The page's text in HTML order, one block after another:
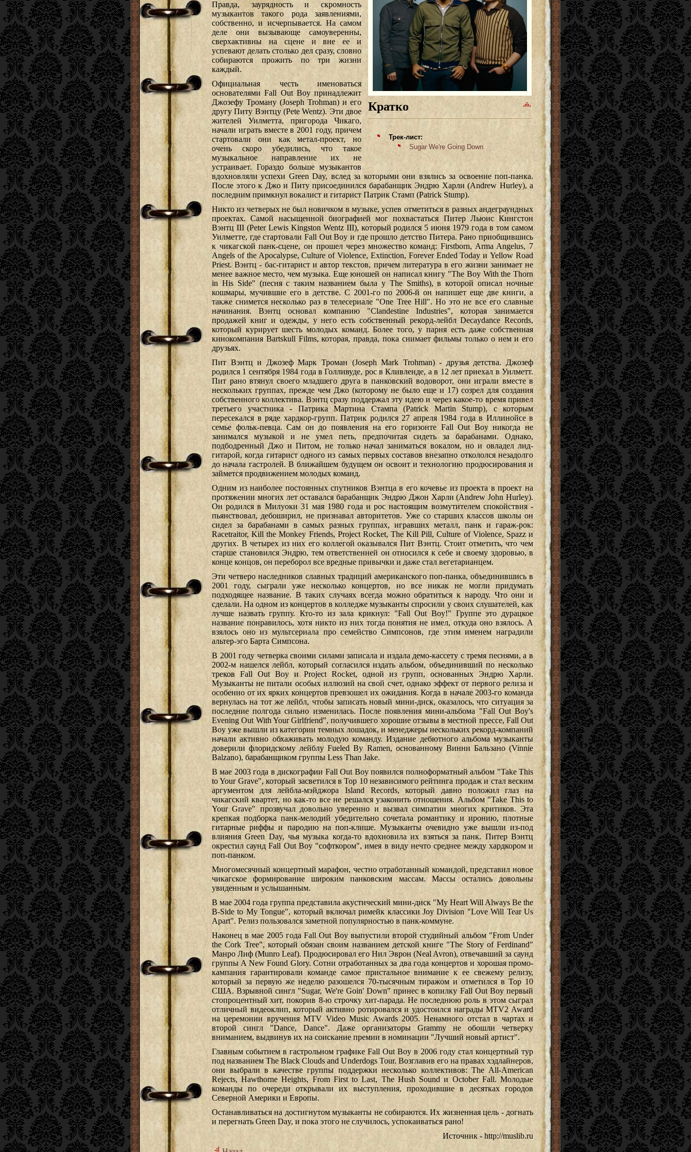
Кратко
Трек-лист:
Sugar We're Going Down
Правда, заурядность и скромность
музыкантов такого рода заявлениями,
собственно, и исчерпывается. На самом
деле они вызывающе самоуверенны,
сверхактивны на сцене и вне ее и
успевают делать столько дел сразу, словно
собираются прожить по три жизни
каждый.
Официальная честь именоваться
основателями Fall Out Boy принадлежит
Джозефу Троману (Joseph Trohman) и его
другу Питу Вэнтцу (Pete Wentz). Эти двое
жителей Уилметта, пригорода Чикаго,
начали играть вместе в 2001 году, причем
стартовали они как метал-проект, но
очень скоро убедились, что такое
музыкальное направление их не
устраивает. Гораздо больше музыкантов
вдохновляли успехи Green Day, вслед за которыми они взялись за освоение поп-панка.
После этого к Джо и Питу присоединился барабанщик Эндрю Харли (Andrew Hurley), а
последним примкнул вокалист и гитарист Патрик Стамп (Patrick Stump).
Никто из четверых не был новичком в музыке, успев отметиться в разных андеграундных
проектах. Самой насыщенной биографией мог похвастаться Питер Льюис Кингстон
Вэнтц III (Peter Lewis Kingston Wentz III), который родился 5 июня 1979 года в том самом
Уилметте, где стартовали Fall Out Boy и где прошло детство Питера. Рано приобщившись
к чикагской панк-сцене, он прошел через множество команд: Firstborn, Arma Angelus, 7
Angels of the Apocalypse, Culture of Violence, Extinction, Forever Ended Today и Yellow Road
Priest. Вэнтц - бас-гитарист и автор текстов, причем литература в его жизни занимает не
менее важное место, чем музыка. Еще юношей он написал книгу "The Boy With the Thorn
in His Side" (песня с таким названием была у The Smiths), в которой описал ночные
кошмары, мучившие его в детстве. С 2001-го по 2006-й он напишет еще две книги, а
также снимется несколько раз в телесериале "One Tree Hill". Но это не все его славные
начинания. Вэнтц основал компанию "Clandestine Industries", которая занимается
продажей книг и одежды, у него есть собственный рекорд-лейбл Decaydance Records,
который курирует шесть молодых команд. Более того, у парня есть даже собственная
кинокомпания Bartskull Films, которая, правда, пока снимает фильмы только о нем и его
друзьях.
Пит Вэнтц и Джозеф Марк Троман (Joseph Mark Trohman) - друзья детства. Джозеф
родился 1 сентября 1984 года в Голливуде, рос в Кливленде, а в 12 лет приехал в Уилметт.
Пит рано втянул своего младшего друга в панковский водоворот, они играли вместе в
нескольких группах, прежде чем Джо (которому не было еще и 17) созрел для создания
собственного коллектива. Вэнтц сразу поддержал эту идею и через какое-то время привел
третьего участника - Патрика Мартина Стампа (Patrick Martin Stump), с которым
пересекался в ряде хардкор-групп. Патрик родился 27 апреля 1984 года в Иллинойсе в
семье фольк-певца. Сам он до появления на его горизонте Fall Out Boy никогда не
занимался музыкой и не умел петь, предпочитая сидеть за барабанами. Однако,
подбодренный Джо и Питом, не только начал заниматься вокалом, но и овладел лид-
гитарой, когда гитарист одного из самых первых составов внезапно откололся незадолго
до начала гастролей. В ближайшем будущем он освоит и технологию продюсирования и
займется продвижением молодых команд.
Одним из наиболее постоянных спутников Вэнтца в его кочевье из проекта в проект на
протяжении многих лет оставался барабанщик Эндрю Джон Харли (Andrew John Hurley).
Он родился в Милуоки 31 мая 1980 года и рос настоящим возмутителем спокойствия -
пьянствовал, дебоширил, не признавал авторитетов. Уже со старших классов школы он
сидел за барабанами в самых разных группах, игравших металл, панк и гараж-рок:
Racetraitor, Kill the Monkey Friends, Project Rocket, The Kill Pill, Culture of Violence, Spazz и
других. В четырех из них его коллегой оказывался Пит Вэнтц. Стоит отметить, что чем
старше становился Эндрю, тем ответственней он относился к себе и своему здоровью, в
конце концов, он переборол все вредные привычки и даже стал вегетарианцем.
Эти четверо наследников славных традиций американского поп-панка, объединившись в
2001 году, сыграли уже несколько концертов, но все никак не могли придумать
подходящее название. В таких случаях всегда можно обратиться к народу. Что они и
сделали. На одном из концертов в колледже музыканты спросили у своих слушателей, как
лучше назвать группу. Кто-то из зала крикнул: "Fall Out Boy!" Группе это дурацкое
название понравилось, хотя никто из них тогда понятия не имел, откуда оно взялось. А
взялось оно из мультсериала про семейство Симпсонов, где этим именем наградили
альтер-эго Барта Симпсона.
В 2001 году четверка своими силами записала и издала демо-кассету с тремя песнями, а в
2002-м нашелся лейбл, который согласился издать альбом, объединивший по несколько
треков Fall Out Boy и Project Rocket, одной из групп, основанных Эндрю Харли.
Музыканты не питали особых иллюзий на свой счет, однако эффект от первого релиза и
особенно от их ярких концертов превзошел их ожидания. Когда в начале 2003-го команда
вернулась на тот же лейбл, чтобы записать новый мини-диск, оказалось, что ситуация за
последние полгода сильно изменилась. После появления мини-альбома "Fall Out Boy's
Evening Out With Your Girlfriend", получившего хорошие отзывы в местной прессе, Fall Out
Boy уже вышли из категории темных лошадок, и менеджеры нескольких рекорд-компаний
начали активно обхаживать молодую команду. Издание дебютного альбома музыканты
доверили флоридскому лейблу Fueled By Ramen, основанному Винни Бальзано (Vinnie
Balzano), барабанщиком группы Less Than Jake.
В мае 2003 года в дискографии Fall Out Boy появился полноформатный альбом "Take This
to Your Grave", который засветился в Тор 10 независимого рейтинга продаж и стал веским
аргументом для лейбла-мэйджора Island Records, который давно положил глаз на
чикагский квартет, но как-то все не решался узаконить отношения. Альбом "Take This to
Your Grave" прозвучал довольно уверенно и вызвал симпатии многих критиков. Эта
крепкая подборка панк-мелодий убедительно сочетала романтику и иронию, плотные
гитарные риффы и пародию на поп-клише. Музыканты очевидно уже вышли из-под
влияния Green Day, чья музыка когда-то вдохновила их взяться за панк. Питер Вэнтц
окрестил саунд Fall Out Boy "софткором", имея в виду нечто среднее между хардкором и
поп-панком.
Многомесячный концертный марафон, честно отработанный командой, представил новое
чикагское формирование широким панковским массам. Массы остались довольны
увиденным и услышанным.
В мае 2004 года группа представила акустический мини-диск "My Heart Will Always Be the
B-Side to My Tongue", который включал римейк классики Joy Division "Love Will Tear Us
Apart". Релиз пользовался заметной популярностью в панк-коммуне.
Наконец в мае 2005 года Fall Out Boy выпустили второй студийный альбом "From Under
the Cork Tree", который обязан своим названием детской книге "The Story of Ferdinand"
Манро Лиф (Munro Leaf). Продюсировал его Нил Эврон (Neal Avron), отвечавший за саунд
группы A New Found Glory. Сотни отработанных за два года концертов и хорошая промо-
кампания гарантировали команде самое пристальное внимание к ее свежему релизу,
который за первую же неделю разошелся 70-тысячным тиражом и отметился в Тор 10
США. Взрывной сингл "Sugar, We're Goin' Down" принес в копилку Fall Out Boy первый
стопроцентный хит, покорив 8-ю строчку хит-парада. Не последнюю роль в этом сыграл
отличный видеоклип, который активно ротировался и удостоился награды MTV2 Award
на церемонии вручения MTV Video Music Awards 2005. Ненамного отстал в чартах и
второй сингл "Dance, Dance". Даже организаторы Grammy не обошли четверку
вниманием, выдвинув их на соискание премии в номинации "Лучший новый артист".
Главным событием в гастрольном графике Fall Out Boy в 2006 году стал концертный тур
под названием The Black Clouds аnd Underdogs Tour. Возглавив его на правах хэдлайнеров,
они выбрали в качестве группы поддержки несколько коллективов: The All-American
Rejects, Hawthorne Heights, From First to Last, The Hush Sound и October Fall. Молодые
команды по очереди открывали их выступления, проходившие в десятках городов
Северной Америки и Европы.
Останавливаться на достигнутом музыканты не собираются. Их жизненная цель - догнать
и перегнать Green Day, и пока этого не случилось, успокаиваться рано!
Источник - http://muslib.ru